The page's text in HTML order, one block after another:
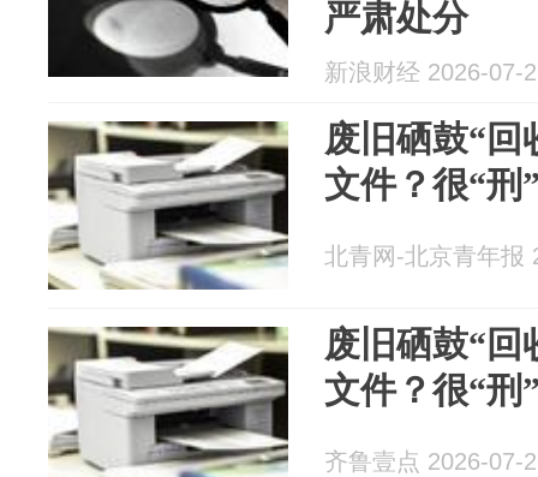
严肃处分
新浪财经 2026-07-
废旧硒鼓“回
文件？很“刑
北青网-北京青年报
废旧硒鼓“回
文件？很“刑
齐鲁壹点 2026-07-